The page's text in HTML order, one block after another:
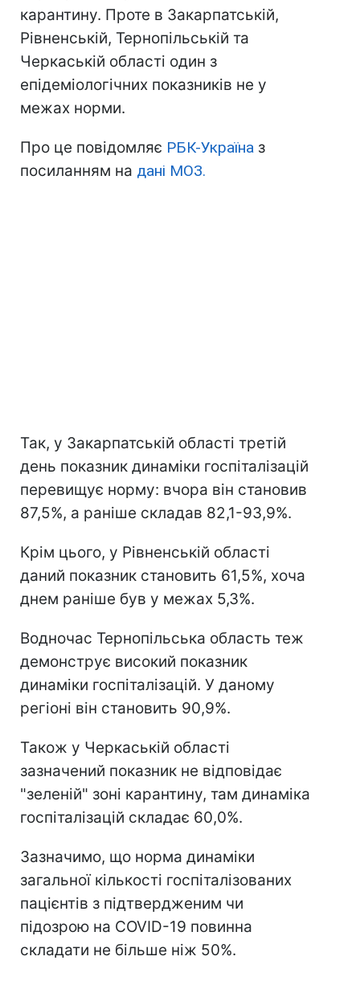
карантину. Проте в Закарпатській,
Рівненській, Тернопільській та
Черкаській області один з
епідеміологічних показників не у
межах норми.
Про це повідомляє РБК-Україна з
посиланням на дані МОЗ.
Так, у Закарпатській області третій
день показник динаміки госпіталізацій
перевищує норму: вчора він становив
87,5%, а раніше складав 82,1-93,9%.
Крім цього, у Рівненській області
даний показник становить 61,5%, хоча
днем раніше був у межах 5,3%.
Водночас Тернопільська область теж
демонструє високий показник
динаміки госпіталізацій. У даному
регіоні він становить 90,9%.
Також у Черкаській області
зазначений показник не відповідає
"зеленій" зоні карантину, там динаміка
госпіталізацій складає 60,0%.
Зазначимо, що норма динаміки
загальної кількості госпіталізованих
пацієнтів з підтвердженим чи
підозрою на COVID-19 повинна
складати не більше ніж 50%.